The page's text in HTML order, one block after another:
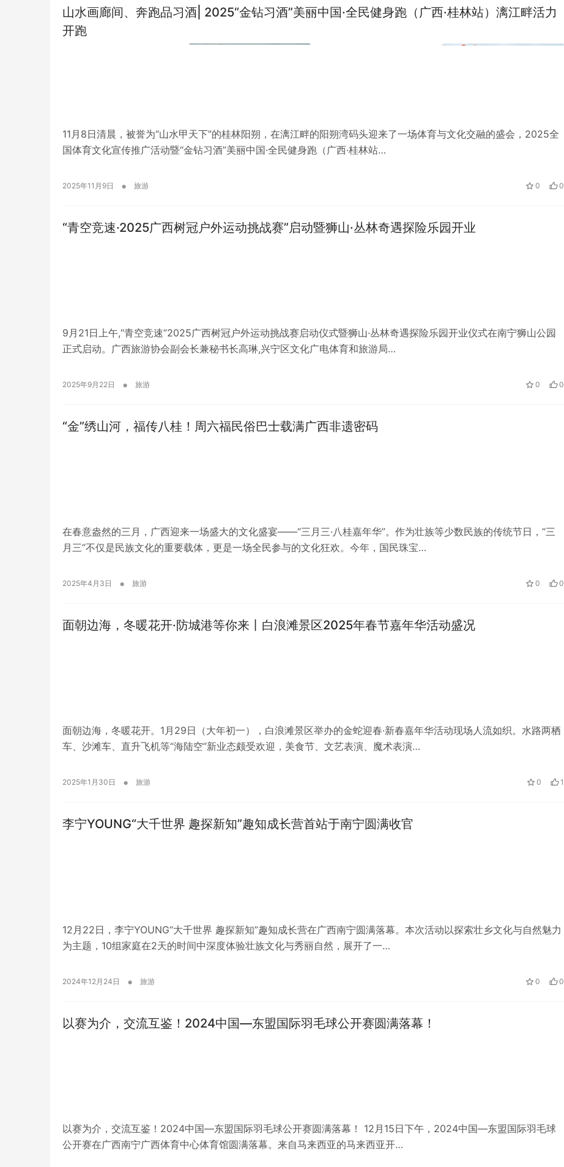
山水画廊间、奔跑品习酒| 2025“金钻习酒”美丽中国·全民健身跑（广西·桂林站）漓江畔活力
开跑
11月8日清晨，被誉为“山水甲天下”的桂林阳朔，在漓江畔的阳朔湾码头迎来了一场体育与文化交融的盛会，2025全
国体育文化宣传推广活动暨“金钻习酒”美丽中国·全民健身跑（广西·桂林站…
2025年11月9日 • 旅游 0 0
“青空竞速·2025广西树冠户外运动挑战赛”启动暨狮山·丛林奇遇探险乐园开业
9月21日上午,“青空竞速”2025广西树冠户外运动挑战赛启动仪式暨狮山·丛林奇遇探险乐园开业仪式在南宁狮山公园
正式启动。广西旅游协会副会长兼秘书长高琳,兴宁区文化广电体育和旅游局…
2025年9月22日 • 旅游 0 0
“金”绣山河，福传八桂！周六福民俗巴士载满广西非遗密码
在春意盎然的三月，广西迎来一场盛大的文化盛宴——“三月三·八桂嘉年华”。作为壮族等少数民族的传统节日，“三
月三”不仅是民族文化的重要载体，更是一场全民参与的文化狂欢。今年，国民珠宝…
2025年4月3日 • 旅游 0 0
面朝边海，冬暖花开·防城港等你来丨白浪滩景区2025年春节嘉年华活动盛况
面朝边海，冬暖花开。1月29日（大年初一），白浪滩景区举办的金蛇迎春·新春嘉年华活动现场人流如织。水路两栖
车、沙滩车、直升飞机等“海陆空”新业态颇受欢迎，美食节、文艺表演、魔术表演…
2025年1月30日 • 旅游 0 1
李宁YOUNG“大千世界 趣探新知”趣知成长营首站于南宁圆满收官
12月22日，李宁YOUNG“大千世界 趣探新知”趣知成长营在广西南宁圆满落幕。本次活动以探索壮乡文化与自然魅力
为主题，10组家庭在2天的时间中深度体验壮族文化与秀丽自然，展开了一…
2024年12月24日 • 旅游 0 0
以赛为介，交流互鉴！2024中国—东盟国际羽毛球公开赛圆满落幕！
以赛为介，交流互鉴！2024中国—东盟国际羽毛球公开赛圆满落幕！ 12月15日下午，2024中国—东盟国际羽毛球
公开赛在广西南宁广西体育中心体育馆圆满落幕。来自马来西亚的马来西亚开…